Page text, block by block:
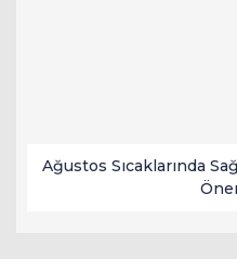
Ağustos Sıcaklarında